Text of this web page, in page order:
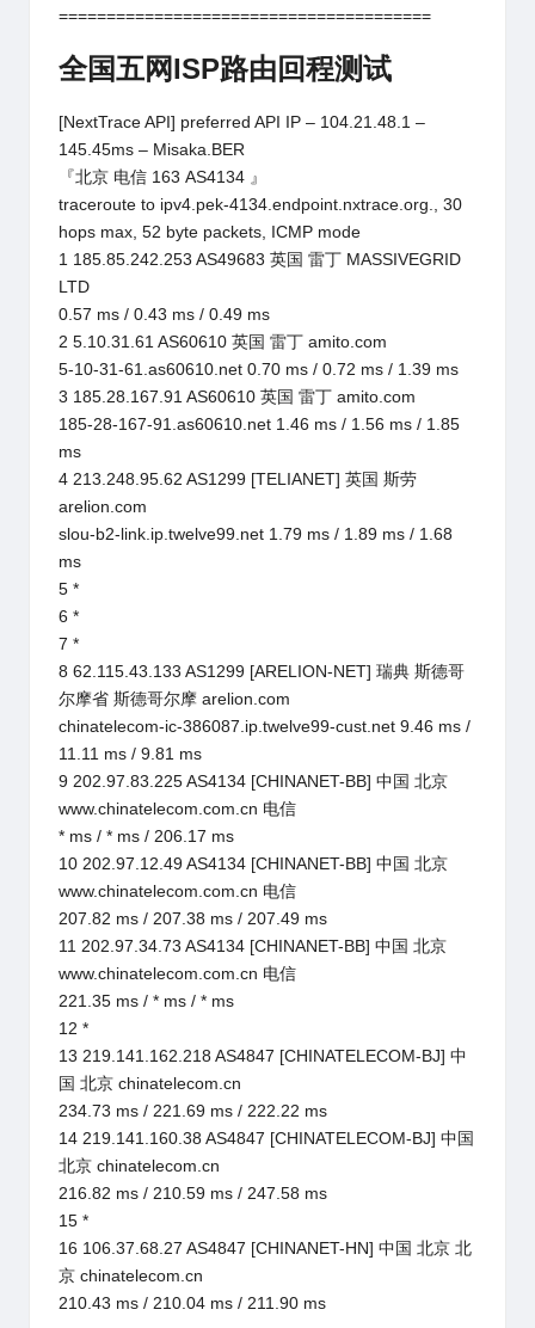
=======================================
全国五网ISP路由回程测试
[NextTrace API] preferred API IP – 104.21.48.1 –
145.45ms – Misaka.BER
『北京 电信 163 AS4134 』
traceroute to ipv4.pek-4134.endpoint.nxtrace.org., 30
hops max, 52 byte packets, ICMP mode
1 185.85.242.253 AS49683 英国 雷丁 MASSIVEGRID
LTD
0.57 ms / 0.43 ms / 0.49 ms
2 5.10.31.61 AS60610 英国 雷丁 amito.com
5-10-31-61.as60610.net 0.70 ms / 0.72 ms / 1.39 ms
3 185.28.167.91 AS60610 英国 雷丁 amito.com
185-28-167-91.as60610.net 1.46 ms / 1.56 ms / 1.85
ms
4 213.248.95.62 AS1299 [TELIANET] 英国 斯劳
arelion.com
slou-b2-link.ip.twelve99.net 1.79 ms / 1.89 ms / 1.68
ms
5 *
6 *
7 *
8 62.115.43.133 AS1299 [ARELION-NET] 瑞典 斯德哥
尔摩省 斯德哥尔摩 arelion.com
chinatelecom-ic-386087.ip.twelve99-cust.net 9.46 ms /
11.11 ms / 9.81 ms
9 202.97.83.225 AS4134 [CHINANET-BB] 中国 北京
www.chinatelecom.com.cn 电信
* ms / * ms / 206.17 ms
10 202.97.12.49 AS4134 [CHINANET-BB] 中国 北京
www.chinatelecom.com.cn 电信
207.82 ms / 207.38 ms / 207.49 ms
11 202.97.34.73 AS4134 [CHINANET-BB] 中国 北京
www.chinatelecom.com.cn 电信
221.35 ms / * ms / * ms
12 *
13 219.141.162.218 AS4847 [CHINATELECOM-BJ] 中
国 北京 chinatelecom.cn
234.73 ms / 221.69 ms / 222.22 ms
14 219.141.160.38 AS4847 [CHINATELECOM-BJ] 中国
北京 chinatelecom.cn
216.82 ms / 210.59 ms / 247.58 ms
15 *
16 106.37.68.27 AS4847 [CHINANET-HN] 中国 北京 北
京 chinatelecom.cn
210.43 ms / 210.04 ms / 211.90 ms